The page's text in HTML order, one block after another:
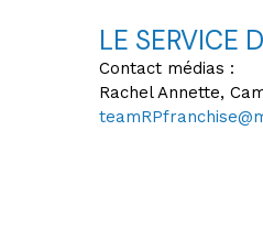
LE SERVICE
Contact médias :
Rachel Annette,